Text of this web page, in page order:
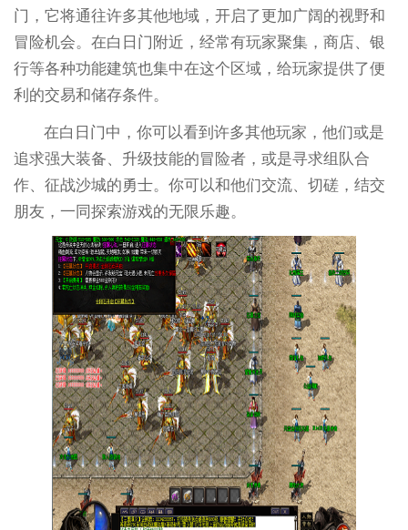
门，它将通往许多其他地域，开启了更加广阔的视野和
冒险机会。在白日门附近，经常有玩家聚集，商店、银
行等各种功能建筑也集中在这个区域，给玩家提供了便
利的交易和储存条件。
在白日门中，你可以看到许多其他玩家，他们或是
追求强大装备、升级技能的冒险者，或是寻求组队合
作、征战沙城的勇士。你可以和他们交流、切磋，结交
朋友，一同探索游戏的无限乐趣。